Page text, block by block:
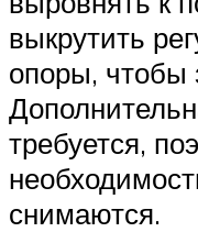
выкрутить
опоры, чтобы
требуется,
снимаются.